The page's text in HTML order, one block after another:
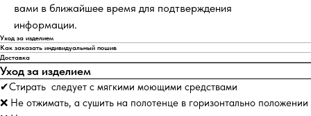
вами в ближайшее время для подтверждения
информации.
Уход за изделием
Как заказать индивидуальный пошив
Доставка
Уход за изделием
✔Стирать следует с мягкими моющими средствами
❌ Не отжимать, а сушить на полотенце в горизонтально положении